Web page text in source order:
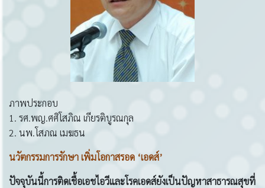
ภาพประกอบ
1. รศ.พญ.ศศิโสภิณ เกียรติบูรณกุล
2. นพ.โสภณ เมฆธน
นวัตกรรมการรักษาเพิ่มโอกาสรอด ‘เอดส์’
ปัจจุบันนี้การติดเชื้อเอชไอวีและโรคเอดส์ยังเป็นปัญหาสาธารณสุขที่